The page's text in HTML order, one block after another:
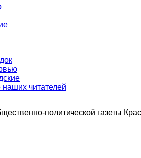
наших читателей
политической газеты